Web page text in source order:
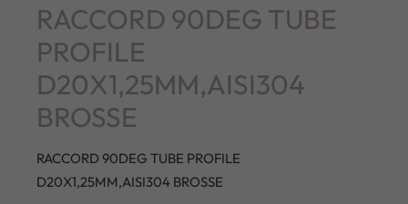
RACCORD 90DEG TUBE
PROFILE
D20X1,25MM,AISI304
BROSSE
RACCORD 90DEG TUBE PROFILE
D20X1,25MM,AISI304 BROSSE